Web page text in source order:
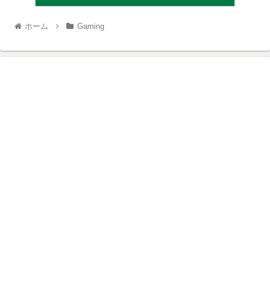
ホーム Gaming